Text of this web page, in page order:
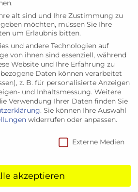
bleiben, um Ihnen die
bieten zu können.
November 27, 2023
alt sind und Ihre Zustimmung zu
möchten, müssen Sie Ihre
um Erlaubnis bitten.
und andere Technologien auf
von ihnen sind essenziell, während
Website und Ihre Erfahrung zu
Daten können verarbeitet
z. B. für personalisierte Anzeigen
und Inhaltsmessung. Weitere
Verwendung Ihrer Daten finden Sie
. Sie können Ihre Auswahl
widerrufen oder anpassen.
Externe Medien
akzeptieren